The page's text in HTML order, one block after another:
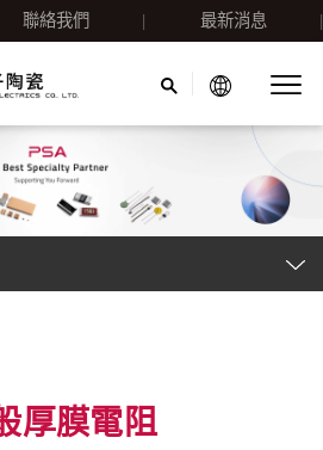
聯絡我們 最新消息
厚膜電阻